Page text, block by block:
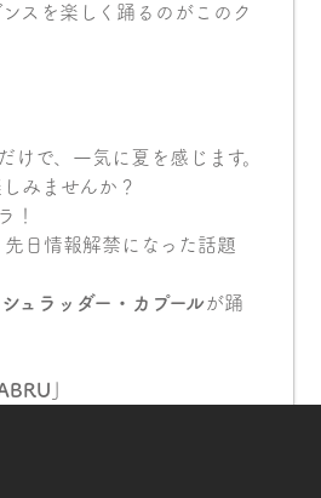
スを楽しく踊るのがこのク
けで、一気に夏を感じます。
みませんか？
！
日情報解禁になった話題
シュラッダー・カプール が踊
」